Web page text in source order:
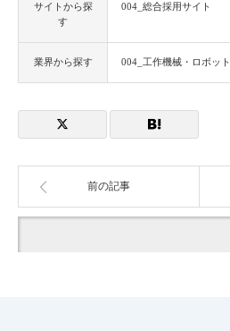
サイトから探
す
004_総合採用サイト
業界から探す 004_工作機械・ロボット
前の記事